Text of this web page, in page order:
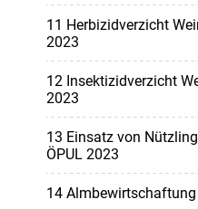
11 Herbizidverzicht
2023
12 Insektizidverzicht
2023
13 Einsatz von
ÖPUL 2023
14 Almbewirtschaftung